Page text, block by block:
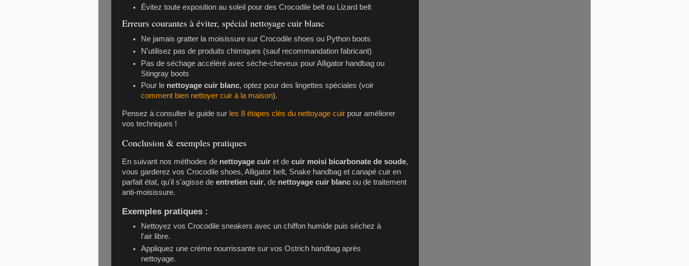
Évitez toute exposition au soleil pour desCrocodile belt ou Lizard belt
Erreurs courantes à éviter, spécial nettoyage cuir blanc
Ne jamais gratter la moisissure surCrocodile shoes ou Python boots
N'utilisez pas de produits chimiques (sauf recommandation fabricant)
Pas de séchage accéléré avec sèche-cheveux pourAlligator handbag ou
Stingray boots
Pour le nettoyage cuir blanc, optez pour des lingettes spéciales (voir
comment bien nettoyer cuir à la maison).
Pensez à consulter le guide sur les 8 étapes clés du nettoyage cuir pour améliorer
vos techniques !
Conclusion & exemples pratiques
En suivant nos méthodes de nettoyage cuir et de cuir moisi bicarbonate de soude,
vous garderez vos Crocodile shoes, Alligator belt, Snake handbag et canapé cuir en
parfait état, qu'il s'agisse de entretien cuir, de nettoyage cuir blanc ou de traitement
anti-moisissure.
Exemples pratiques :
Nettoyez vosCrocodile sneakers avec un chiffon humide puis séchez à
l'air libre.
Appliquez une crème nourrissante sur vosOstrich handbag après
nettoyage.